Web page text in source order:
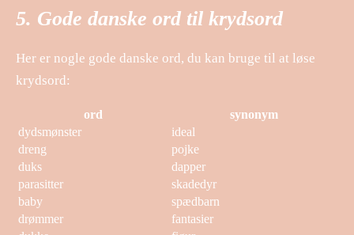
5. Gode danske ord til krydsord
Her er nogle gode danske ord, du kan bruge til at løse
krydsord:
ord
synonym
dydsmønster
ideal
dreng
pojke
duks
dapper
parasitter
skadedyr
baby
spædbarn
drømmer
fantasier